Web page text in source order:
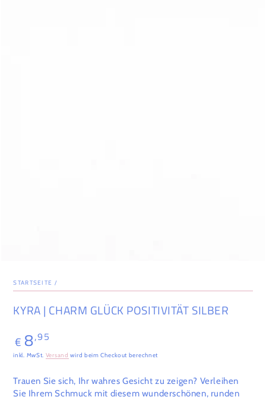
STARTSEITE /
KYRA | CHARM GLÜCK POSITIVITÄT SILBER
Regulärer
Preis
€ 8,95
inkl. MwSt. Versand wird beim Checkout berechnet
Trauen Sie sich, Ihr wahres Gesicht zu zeigen? Verleihen
Sie Ihrem Schmuck mit diesem wunderschönen, runden